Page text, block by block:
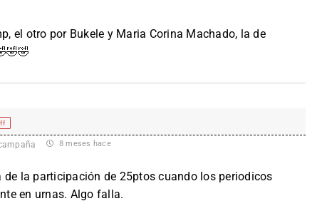
el otro por Bukele y Maria Corina Machado, la de
8 meses hace
de la participación de 25ptos cuando los periodicos
en urnas. Algo falla.